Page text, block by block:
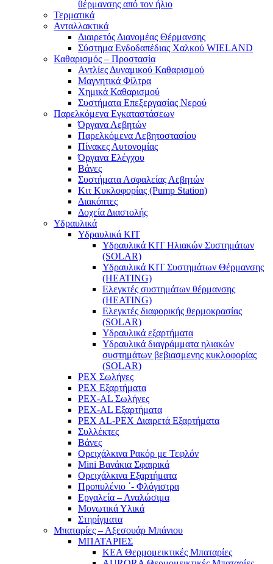
θέρμανσης από τον ήλιο
Τερματικά
Ανταλλακτικά
Διαιρετός Διανομέας Θέρμανσης
Σύστημα Ενδοδαπέδιας Χαλκού WIELAND
Καθαρισμός – Προστασία
Αντλίες Δυναμικού Καθαρισμού
Μαγνητικά Φίλτρα
Χημικά Καθαρισμού
Συστήματα Επεξεργασίας Νερού
Παρελκόμενα Εγκαταστάσεων
Όργανα Λεβητών
Παρελκόμενα Λεβητοστασίου
Πίνακες Αυτονομίας
Όργανα Ελέγχου
Βάνες
Συστήματα Ασφαλείας Λεβητών
Κιτ Κυκλοφορίας (Pump Station)
Διακόπτες
Δοχεία Διαστολής
Υδραυλικά
Υδραυλικά ΚΙΤ
Υδραυλικά ΚΙΤ Ηλιακών Συστημάτων
(SOLAR)
Υδραυλικά ΚΙΤ Συστημάτων Θέρμανσης
(HEATING)
Ελεγκτές συστημάτων θέρμανσης
(ΗΕΑΤING)
Ελεγκτές διαφορικής θερμοκρασίας
(SOLAR)
Υδραυλικά εξαρτήματα
Υδραυλικά διαγράμματα ηλιακών
συστημάτων βεβιασμενης κυκλοφορίας
(SOLAR)
PEX Σωλήνες
PEX Εξαρτήματα
PEX-AL Σωλήνες
PEX-AL Εξαρτήματα
PEX AL-PEX Διαιρετά Εξαρτήματα
Συλλέκτες
Βάνες
Ορειχάλκινα Ρακόρ με Τεφλόν
Mini Βανάκια Σφαιρικά
Ορειχάλκινα Εξαρτήματα
Προπυλένιο ΄- Φλόγιστρα
Εργαλεία – Αναλώσιμα
Μονωτικά Υλικά
Στηρίγματα
Μπαταρίες – Αξεσουάρ Μπάνιου
ΜΠΑΤΑΡΙΕΣ
KEA Θερμομεικτικές Μπαταρίες